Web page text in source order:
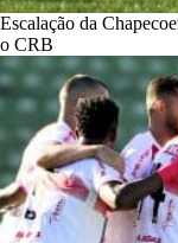
Escalação da
o CRB